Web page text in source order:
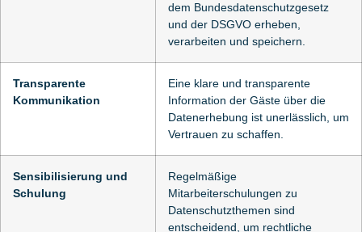
dem Bundesdatenschutzgesetz
und der DSGVO erheben,
verarbeiten und speichern.
Transparente
Kommunikation
Eine klare und transparente
Information der Gäste über die
Datenerhebung ist unerlässlich, um
Vertrauen zu schaffen.
Sensibilisierung und
Schulung
Regelmäßige
Mitarbeiterschulungen zu
Datenschutzthemen sind
entscheidend, um rechtliche